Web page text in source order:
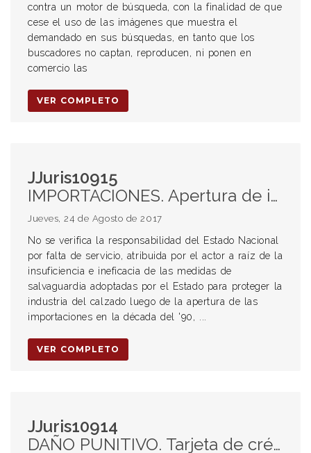
contra un motor de búsqueda, con la finalidad de que
cese el uso de las imágenes que muestra el
demandado en sus búsquedas, en tanto que los
buscadores no captan, reproducen, ni ponen en
comercio las
VER COMPLETO
JJuris10915
IMPORTACIONES. Apertura de importaciones. Quiebra. Responsabilidad del Estado.
Jueves, 24 de Agosto de 2017
No se verifica la responsabilidad del Estado Nacional
por falta de servicio, atribuida por el actor a raíz de la
insuficiencia e ineficacia de las medidas de
salvaguardia adoptadas por el Estado para proteger la
industria del calzado luego de la apertura de las
importaciones en la década del '90, ...
VER COMPLETO
JJuris10914
DAÑO PUNITIVO. Tarjeta de crédito. Duplicación. Extracciones efectuadas en el extranjero.